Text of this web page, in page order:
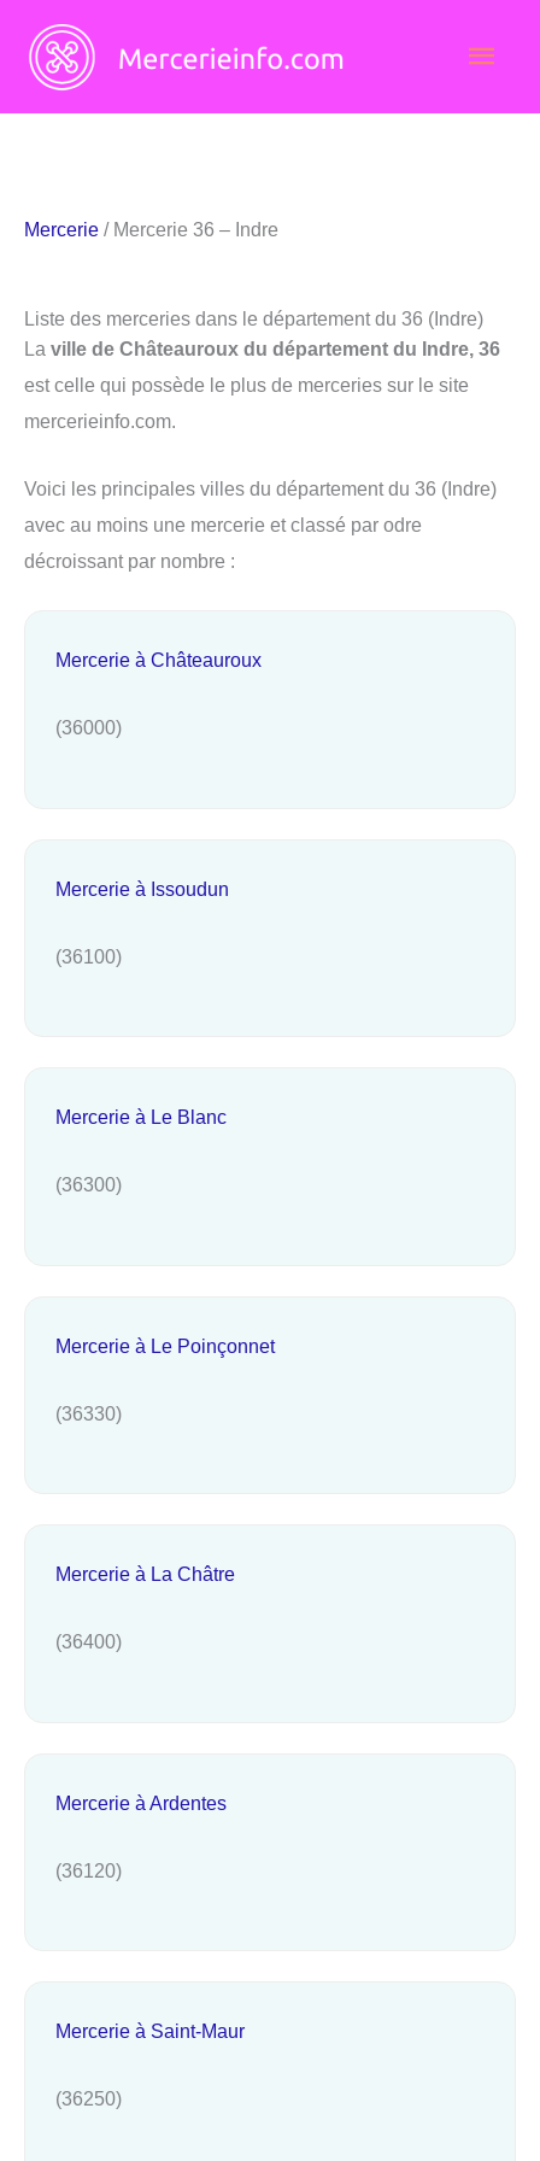
contenu
Mercerie / Mercerie 36 – Indre
Liste des merceries dans le département du 36 (Indre)
La ville de Châteauroux du département du Indre, 36
est celle qui possède le plus de merceries sur le site
mercerieinfo.com.
Voici les principales villes du département du 36 (Indre)
avec au moins une mercerie et classé par odre
décroissant par nombre :
Mercerie à Châteauroux
(36000)
Mercerie à Issoudun
(36100)
Mercerie à Le Blanc
(36300)
Mercerie à Le Poinçonnet
(36330)
Mercerie à La Châtre
(36400)
Mercerie à Ardentes
(36120)
Mercerie à Saint-Maur
(36250)